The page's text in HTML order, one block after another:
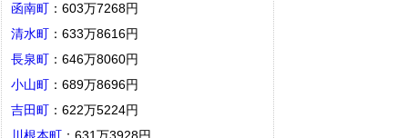
函南町 ：603万7268円
清水町 ：633万8616円
長泉町 ：646万8060円
小山町 ：689万8696円
吉田町 ：622万5224円